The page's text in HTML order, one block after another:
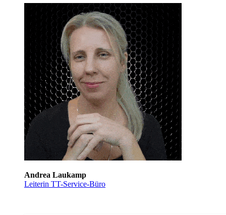
Andrea Laukamp
Leiterin TT-Service-Büro